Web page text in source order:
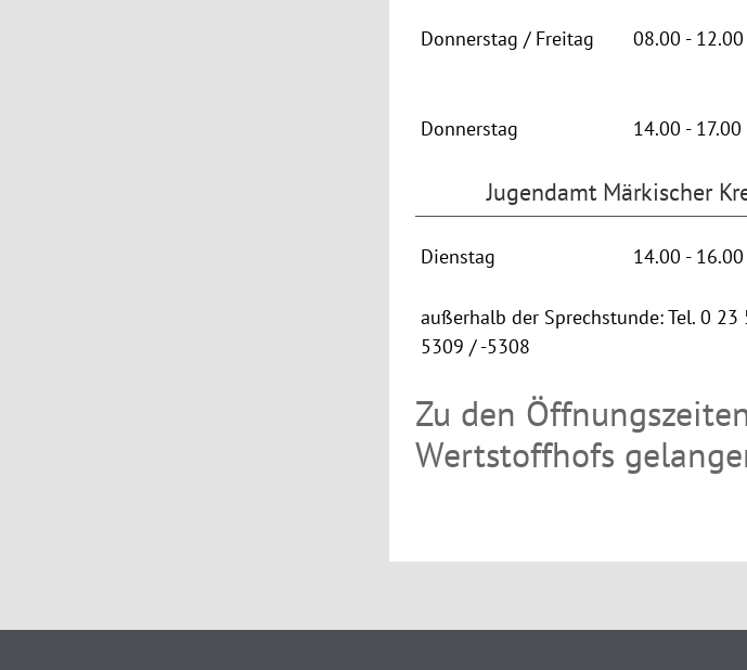
Donnerstag / Freitag 08.00 -
Donnerstag 14.00 -
Jugendamt Märkischer
Dienstag 14.00 -
außerhalb der Sprechstunde: Tel. 0
5309 / -5308
Zu den
Wertstoffhofs